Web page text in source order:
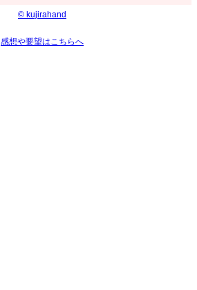
© kujirahand
感想や要望はこちらへ